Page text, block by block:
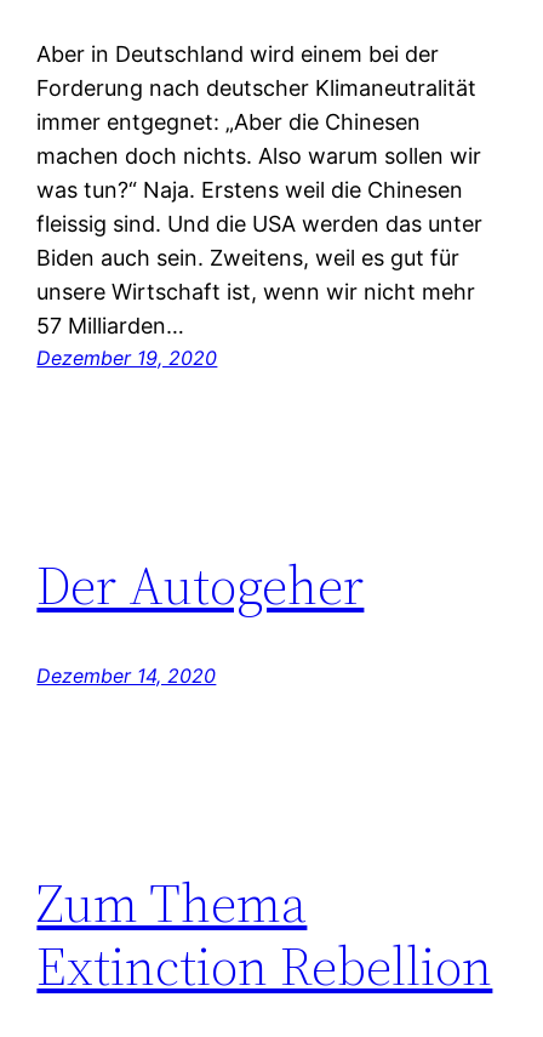
Aber in Deutschland wird einem bei der
Forderung nach deutscher Klimaneutralität
immer entgegnet: „Aber die Chinesen
machen doch nichts. Also warum sollen wir
was tun?“ Naja. Erstens weil die Chinesen
fleissig sind. Und die USA werden das unter
Biden auch sein. Zweitens, weil es gut für
unsere Wirtschaft ist, wenn wir nicht mehr
57 Milliarden…
Dezember 19, 2020
Der Autogeher
Dezember 14, 2020
Zum Thema
Extinction Rebellion